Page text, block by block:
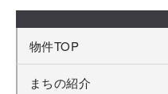
物件TOP
まちの紹介